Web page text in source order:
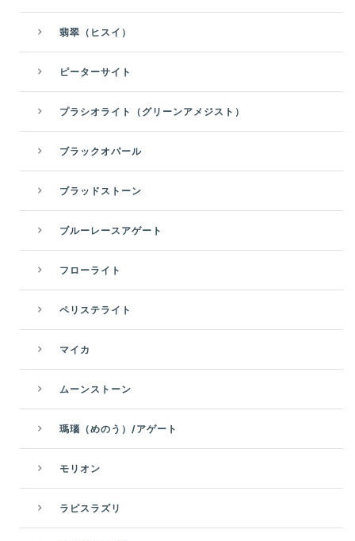
翡翠（ヒスイ）
ピーターサイト
プラシオライト（グリーンアメジスト）
ブラックオパール
ブラッドストーン
ブルーレースアゲート
フローライト
ペリステライト
マイカ
ムーンストーン
瑪瑙（めのう）/アゲート
モリオン
ラピスラズリ